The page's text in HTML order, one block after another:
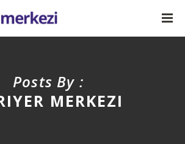
Posts By :
MERKEZI